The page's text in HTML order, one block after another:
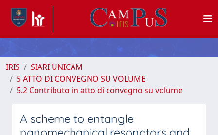
IRIS
SIARI UNICAM
5 ATTO DI CONVEGNO SU VOLUME
5.2 Contributo in atto di convegno su volume
A scheme to entangle